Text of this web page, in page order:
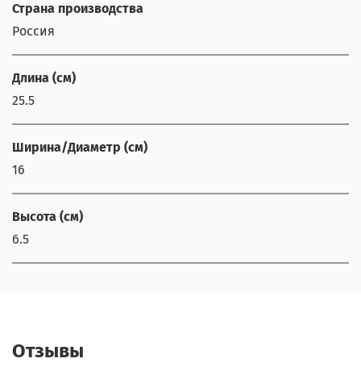
Страна производства
Россия
Длина (см)
25.5
Ширина/Диаметр (см)
16
Высота (см)
6.5
Отзывы